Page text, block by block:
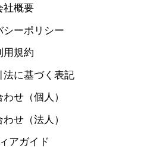
社概要
シーポリシー
用規約
法に基づく表記
せ（個人）
せ（法人）
アガイド